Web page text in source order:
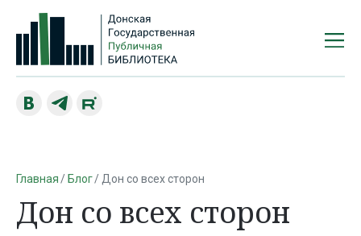
Главная Блог Дон со всех сторон
Дон со всех сторон